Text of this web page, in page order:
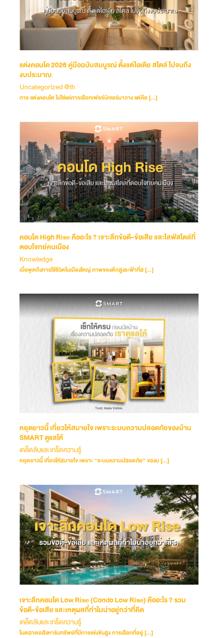
แต่งคอนโด 2026 คู่มือฉบับสมบูรณ์ ตั้งแต่ไอเดีย สไตล์ ไปจนถึง
งบประมาณ
Uncategorized @th
การ แต่งคอนโด ไม่ใช่แค่การเลือกเฟอร์นิเจอร์มาวาง แต่คือ […]
คอนโด High Rise คืออะไร ? เจาะลึกข้อดี-ข้อเสีย และไลฟ์สไตล์ที่
ตอบโจทย์คนเมือง
Knowledge
เมื่อพูดถึงการใช้ชีวิตในเมืองใหญ่ ภาพของตึกสูงระฟ้าที่ส […]
หยุดยาวนี้ เที่ยวให้สบายใจ เพราะระบบความปลอดภัยของบ้าน
SMART ดูแลให้
เคล็ดลับและเกร็ดความรู้
หยุดยาวนี้ เที่ยวให้สบายใจ เพราะ “ระบบความปลอดภัย” ของบ […]
เจาะลึกคอนโด Low Rise (Condo Low Rise) คืออะไร ? รวม
ข้อดี-ข้อเสีย และเหตุผลที่ทำไมน่าอยู่กว่าที่คิด
เคล็ดลับและเกร็ดความรู้
ในตลาดอสังหาริมทรัพย์ที่มีการแข่งขันสูง การเลือกที่อยู่ […]